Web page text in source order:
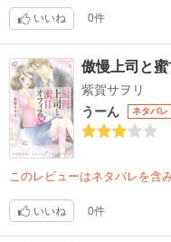
いいね 0件
傲慢上司と
紫賀サヲリ
うーん
ネタバレ
このレビューはネタバレを含
いいね 0件